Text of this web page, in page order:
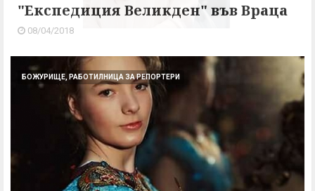
"Експедиция Великден" във Враца
08/04/2018
БОЖУРИЩЕ, РАБОТИЛНИЦА ЗА РЕПОРТЕРИ